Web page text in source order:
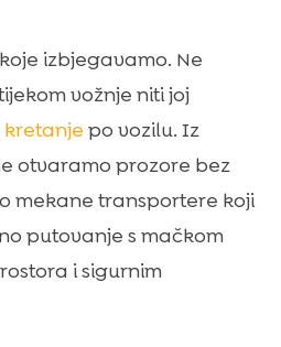
izbjegavamo. Ne
vožnje niti joj
kretanje po vozilu. Iz
otvaramo prozore bez
mekane transportere koji
putovanje s mačkom
i sigurnim